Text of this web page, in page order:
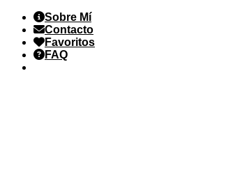
Saltar
contenido
Sobre Mí
Contacto
Favoritos
FAQ